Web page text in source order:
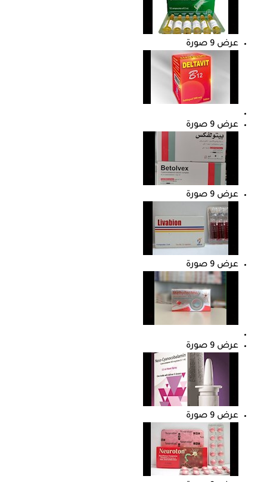
عرض 9 صورة
عرض 9 صورة
عرض 9 صورة
عرض 9 صورة
عرض 9 صورة
عرض 9 صورة